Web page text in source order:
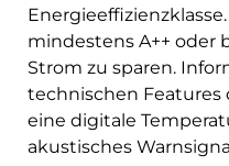
mindestens A++ oder
Strom zu sparen.
technischen Features
eine digitale
akustisches